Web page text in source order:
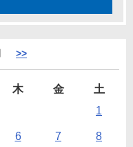
>>
木 金
土
1
6 7 8